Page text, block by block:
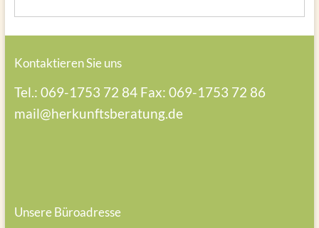
Kontaktieren Sie uns
Tel.: 069-1753 72 84Fax: 069-1753 72 86
mail@herkunftsberatung.de
Unsere Büroadresse